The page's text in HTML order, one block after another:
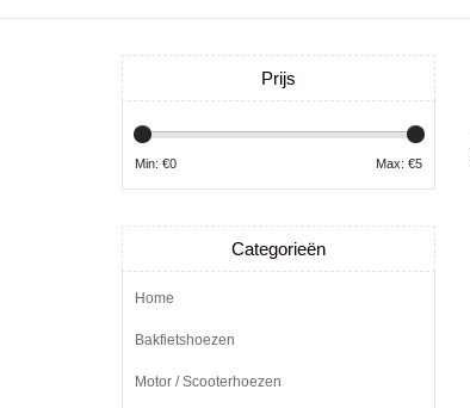
Prijs
Min: €0 Max: €5
Categorieën
Home
Bakfietshoezen
Motor / Scooterhoezen